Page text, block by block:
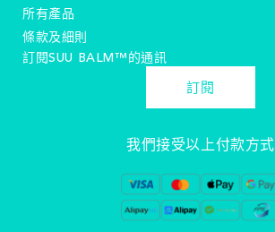
所有產品
條款及細則
訂閱SUU BALM™️的通訊
訂閱
我們接受以上付款方式